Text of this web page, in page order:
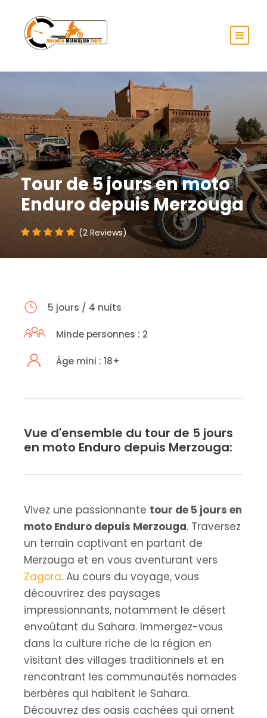
Tour de 5 jours en moto
Enduro depuis Merzouga
(2 Reviews)
5 jours / 4 nuits
Minde personnes : 2
Âge mini : 18+
Vue d'ensemble du tour de 5 jours
en moto Enduro depuis Merzouga:
Vivez une passionnante tour de 5 jours en
moto Enduro depuis Merzouga. Traversez
un terrain captivant en partant de
Merzouga et en vous aventurant vers
Zagora. Au cours du voyage, vous
découvrirez des paysages
impressionnants, notamment le désert
envoûtant du Sahara. Immergez-vous
dans la culture riche de la région en
visitant des villages traditionnels et en
rencontrant les communautés nomades
berbères qui habitent le Sahara.
Découvrez des oasis cachées qui ornent